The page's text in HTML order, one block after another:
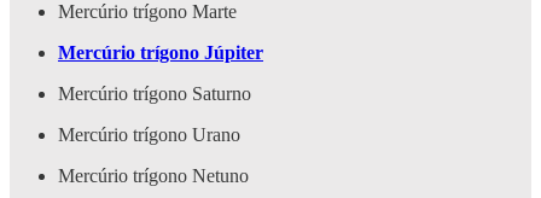
Mercúrio trígono Marte
Mercúrio trígono Júpiter
Mercúrio trígono Saturno
Mercúrio trígono Urano
Mercúrio trígono Netuno